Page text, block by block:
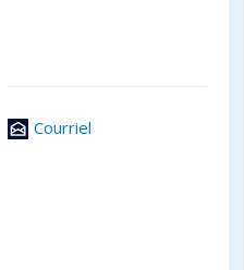
Courriel